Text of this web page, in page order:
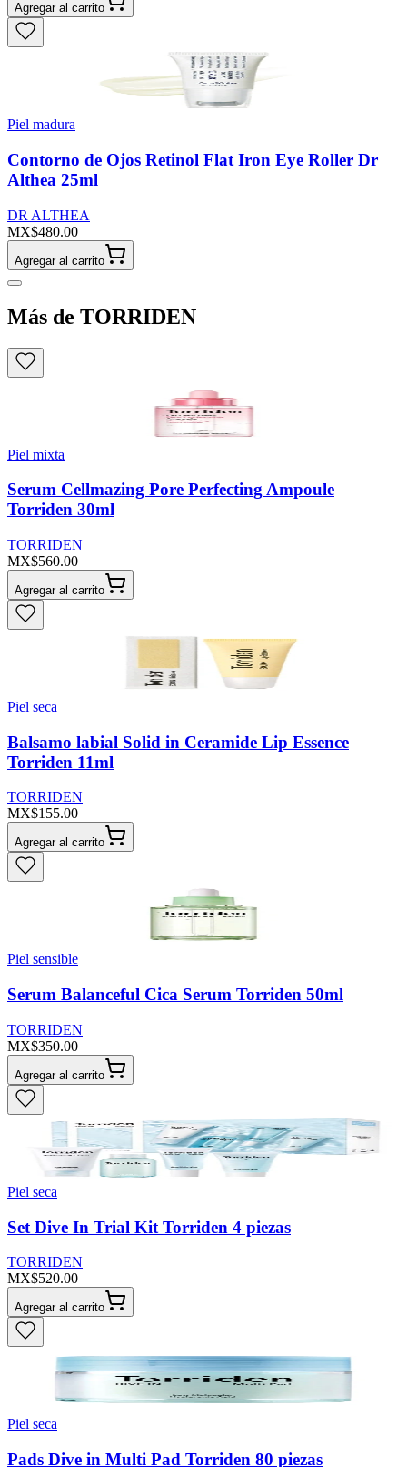
Agregar al carrito
Piel madura
Contorno de Ojos Retinol Flat Iron Eye Roller Dr
Althea 25ml
DR ALTHEA
MX$480.00
Agregar al carrito
Más de TORRIDEN
Piel mixta
Serum Cellmazing Pore Perfecting Ampoule
Torriden 30ml
TORRIDEN
MX$560.00
Agregar al carrito
Piel seca
Balsamo labial Solid in Ceramide Lip Essence
Torriden 11ml
TORRIDEN
MX$155.00
Agregar al carrito
Piel sensible
Serum Balanceful Cica Serum Torriden 50ml
TORRIDEN
MX$350.00
Agregar al carrito
Piel seca
Set Dive In Trial Kit Torriden 4 piezas
TORRIDEN
MX$520.00
Agregar al carrito
Piel seca
Pads Dive in Multi Pad Torriden 80 piezas